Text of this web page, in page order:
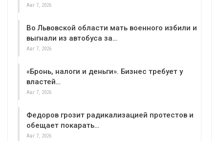
Авг 7, 2026
Во Львовской области мать военного избили и
выгнали из автобуса за…
Авг 7, 2026
«Бронь, налоги и деньги». Бизнес требует у
властей…
Авг 7, 2026
Федоров грозит радикализацией протестов и
обещает покарать…
Авг 7, 2026